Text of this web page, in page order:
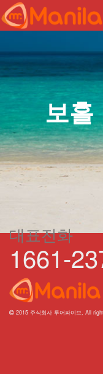
보홀
대표전화
1661-
2015 주식회사 투어파이브, All